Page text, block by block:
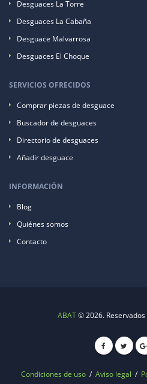
Desguaces La Torre
Desguaces La Cabaña
Desguace Malvarrosa
Desguaces El Choque
SERVICIOS OFRECIDOS
Comprar piezas de desguace
Buscador de desguaces
Directorio de desguaces
Añadir desguace
INFORMACIÓN
Blog
Quiénes somos
Contacto
ABAT© 2026. Reservados
Condiciones de uso / Aviso legal /